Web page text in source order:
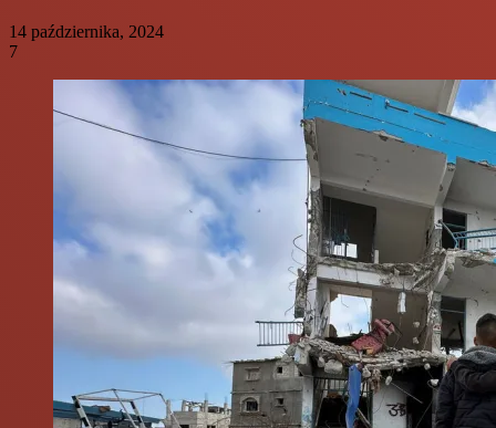
14 października, 2024
7